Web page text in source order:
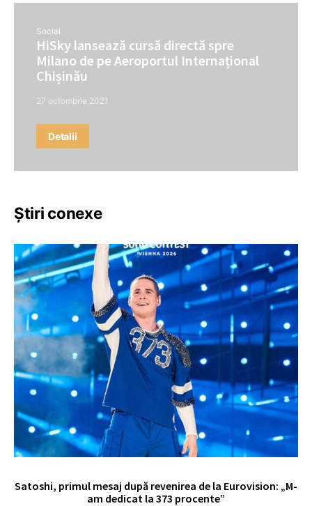
Social
HiSky lansează cursă directă spre
Milano de pe Aeroportul Internațional
Chișinău
27 octombrie 2021
Detalii
Știri conexe
Satoshi, primul mesaj după revenirea de la Eurovision: „M-
am dedicat la 373 procente”